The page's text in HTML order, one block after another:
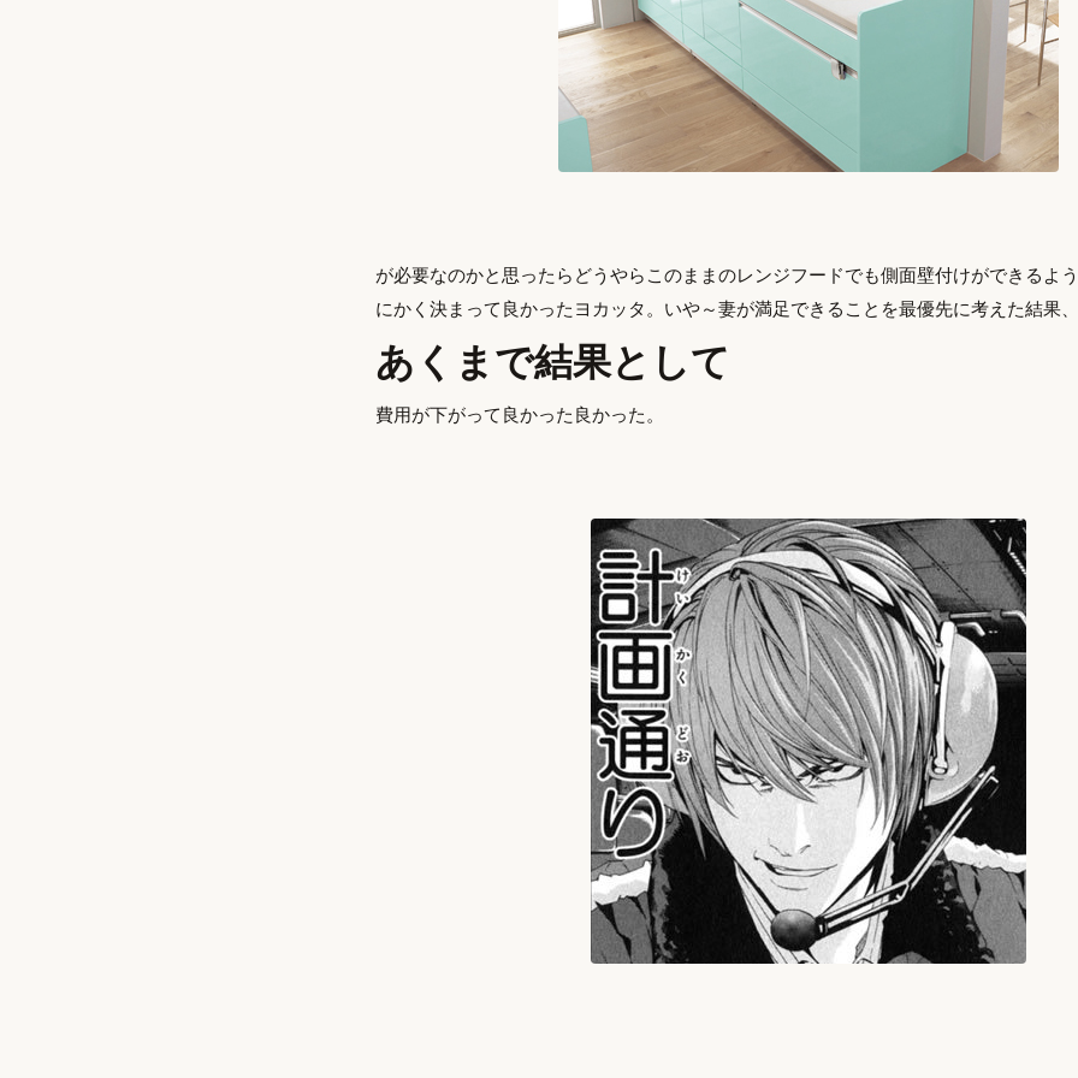
が必要なのかと思ったらどうやらこのままのレンジフードでも側面壁付けができるよ
にかく決まって良かったヨカッタ。いや～妻が満足できることを最優先に考えた結果、
あくまで結果として
費用が下がって良かった良かった。